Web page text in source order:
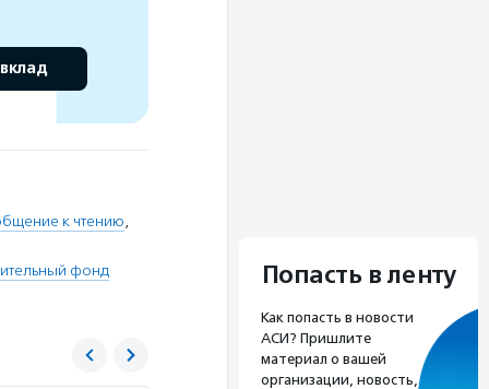
к чтению,
фонд Попасть в ленту
Как попасть в новости
АСИ? Пришлите
материал о вашей
организации, новость,